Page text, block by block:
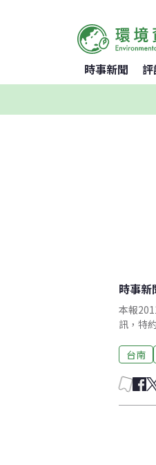
時事新聞
時事新
本報
訊，特
台南